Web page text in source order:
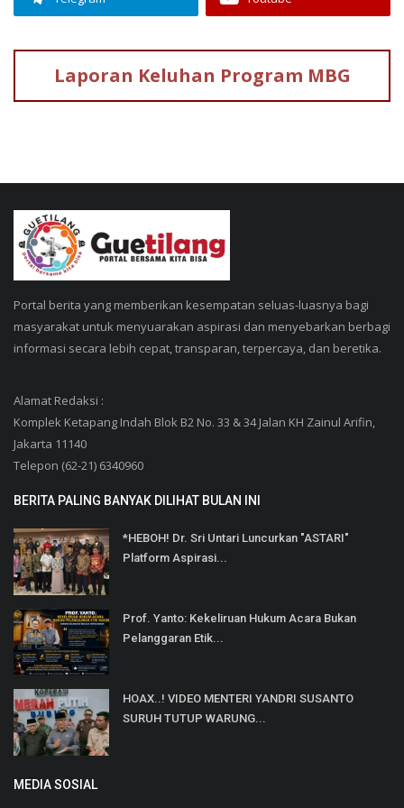
Laporan Keluhan Program MBG
Portal berita yang memberikan kesempatan seluas-luasnya bagi
masyarakat untuk menyuarakan aspirasi dan menyebarkan berbagi
informasi secara lebih cepat, transparan, terpercaya, dan beretika.
Alamat Redaksi :
Komplek Ketapang Indah Blok B2 No. 33 & 34 Jalan KH Zainul Arifin,
Jakarta 11140
Telepon (62-21) 6340960
BERITA PALING BANYAK DILIHAT BULAN INI
*HEBOH! Dr. Sri Untari Luncurkan "ASTARI"
Platform Aspirasi...
Prof. Yanto: Kekeliruan Hukum Acara Bukan
Pelanggaran Etik...
HOAX..! VIDEO MENTERI YANDRI SUSANTO
SURUH TUTUP WARUNG...
MEDIA SOSIAL